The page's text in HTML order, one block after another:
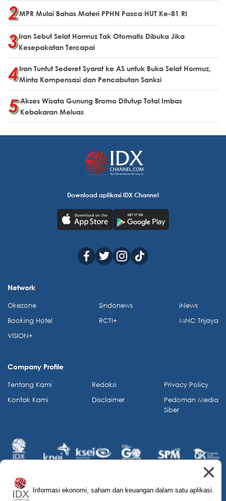
MPR Mulai Bahas Materi PPHN Pasca HUT Ke-81 RI
Iran Sebut Selat Hormuz Tak Otomatis Dibuka Jika
Kesepakatan Tercapai
Iran Tuntut Sederet Syarat ke AS untuk Buka Selat Hormuz,
Minta Kompensasi dan Pencabutan Sanksi
Akses Wisata Gunung Bromo Ditutup Total Imbas
Kebakaran Meluas
Informasi ekonomi, saham dan keuangan dalam satu aplikasi.
Download aplikasi IDX Channel
Network
Okezone
Booking Hotel
VISION+
Sindonews
RCTI+
iNews
MNC Trijaya
Company Profile
Tentang Kami
Kontak Kami
Redaksi
Disclaimer
Privacy Policy
Pedoman Media
Siber
© 2026 IDX Channel. All Rights Reserved.